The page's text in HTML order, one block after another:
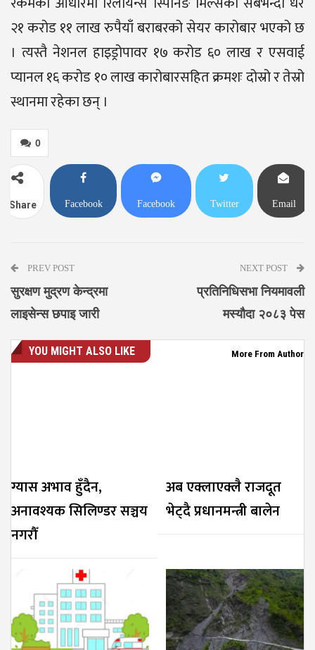
२१ करोड ११ लाख रुपैयाँ बराबरको सेयर कारोबार भएको छ
। त्यस्तै नेशनल हाइड्रोपावर १७ करोड ६० लाख र एसवाई
प्यानल १६ करोड १० लाख कारोबारसहित क्रमशः दोस्रो र तेस्रो
स्थानमा रहेका छन् ।
0
Share Facebook Facebook Twitter Email
PREV POST
सुरक्षण मुद्रण केन्द्रमा
लाइसेन्स छपाइ जारी
NEXT POST
प्रतिनिधिसभा नियमावली
मस्यौदा २०८३ पेस
YOU MIGHT ALSO LIKE More From Author
ग्यास अभाव हुँदैन,
अनावश्यक सिलिण्डर सञ्चय
नगरौँ
अब एक्लाएक्लै राजदूत
भेट्दै प्रधानमन्त्री बालेन